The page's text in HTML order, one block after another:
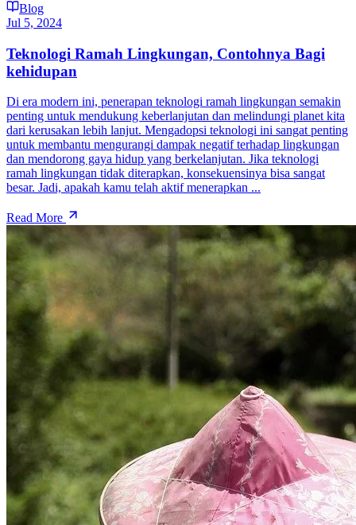
Blog
Jul 5, 2024
Teknologi Ramah Lingkungan, Contohnya Bagi
kehidupan
Di era modern ini, penerapan teknologi ramah lingkungan semakin
penting untuk mendukung keberlanjutan dan melindungi planet kita
dari kerusakan lebih lanjut. Mengadopsi teknologi ini sangat penting
untuk membantu mengurangi dampak negatif terhadap lingkungan
dan mendorong gaya hidup yang berkelanjutan. Jika teknologi
ramah lingkungan tidak diterapkan, konsekuensinya bisa sangat
besar. Jadi, apakah kamu telah aktif menerapkan ...
Read More